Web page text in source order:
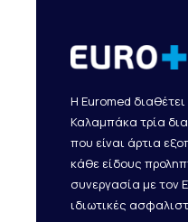
Η Euromed
Καλαμπάκα τρία
που είναι άρτια
κάθε είδους
συνεργασία με τον
ιδιωτικές